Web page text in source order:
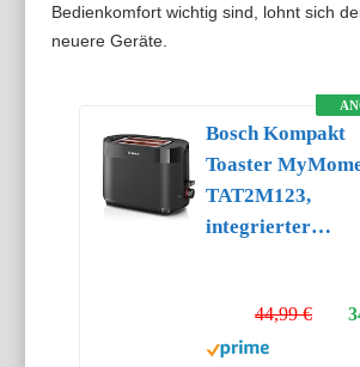
Bedienkomfort wichtig sind, lohnt sich
neuere Geräte.
Bosch Kompakt
Toaster
TAT2M123,
integrierter
Liftfunktion,
44,99 €